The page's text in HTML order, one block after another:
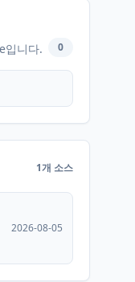
입니다. 0
1개 소스
2026-08-05